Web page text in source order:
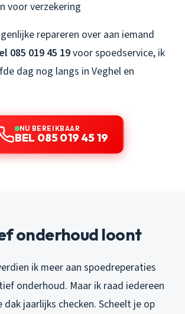
voor verzekering
repareren over aan iemand
085 019 45 19voor spoedservice, ik
dag nog langs in Veghel en
NU BEREIKBAAR
BEL 085 019 45 19
onderhoud loont
ik meer aan spoedreperaties
onderhoud. Maar ik raad iedereen
jaarlijks checken. Scheelt je op